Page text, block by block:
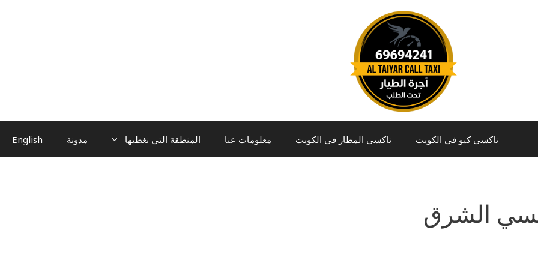
تاكسي كيو في الكويت تاكسي المطار في الكويت معلومات عنا المنطقة التي نغطيها مدونة English
الشرق